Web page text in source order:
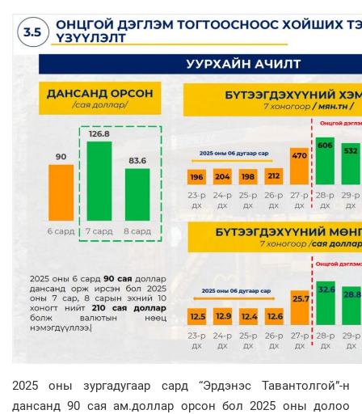
2025 оны зургадугаар сард “Эрдэнэс Тавантолгой”-н
дансанд 90 сая ам.доллар орсон бол 2025 оны долоо